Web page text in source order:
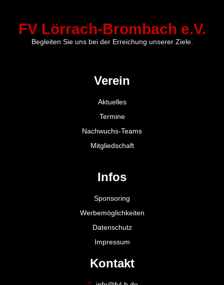
FV Lörrach-Brombach e.V.
Begleiten Sie uns bei der Erreichung unserer Ziele.
Verein
Aktuelles
Termine
Nachwuchs-Teams
Mitgliedschaft
Infos
Sponsoring
Werbemöglichkeiten
Datenschutz
Impressum
Kontakt